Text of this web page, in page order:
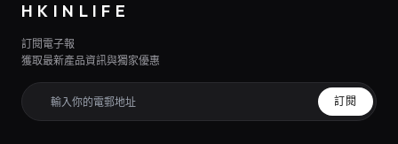
HKINLIFE
訂閱電子報
獲取最新產品資訊與獨家優惠
訂閱